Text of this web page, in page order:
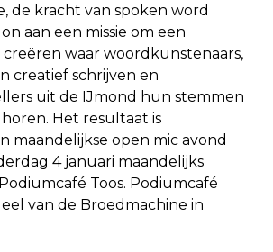
de kracht van spoken word
aan een missie om een
waar woordkunstenaars,
creatief schrijven en
uit de IJmond hun stemmen
Het resultaat is
maandelijkse open mic avond
4 januari maandelijks
Toos. Podiumcafé
van de Broedmachine in